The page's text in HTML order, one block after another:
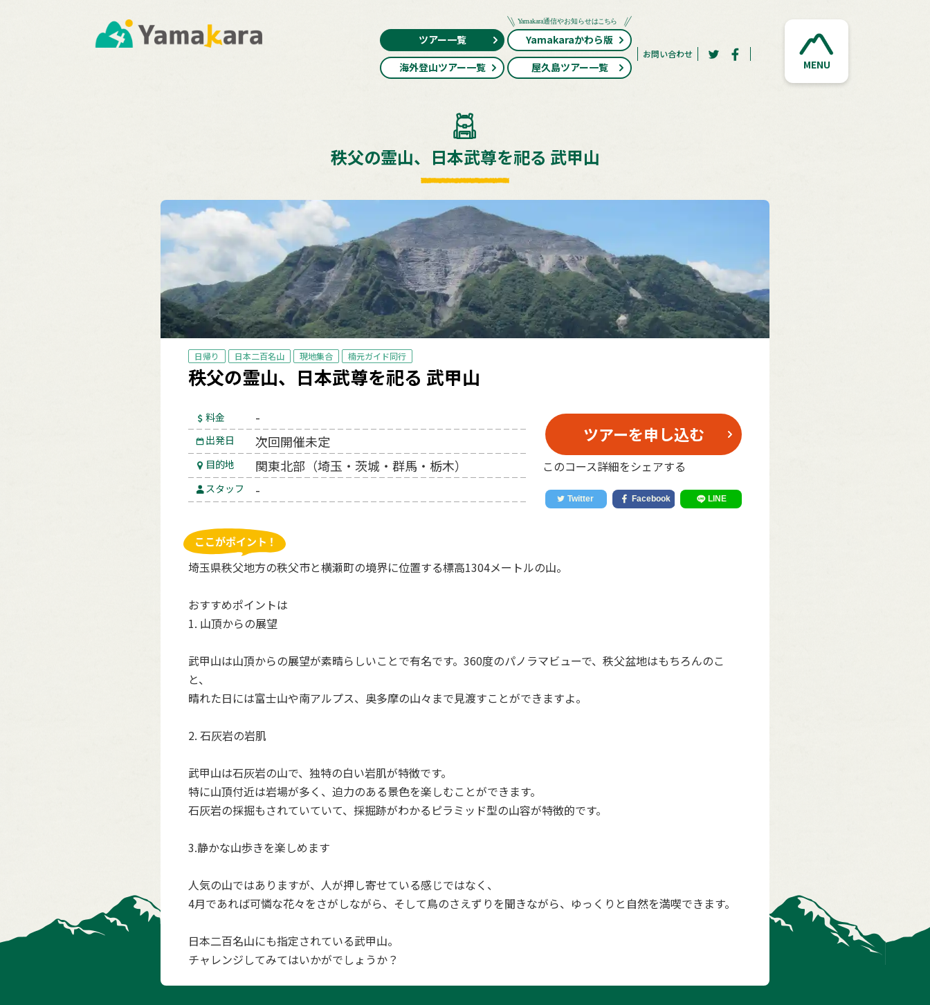
ツアー一覧
Yamakaraかわら版
海外登山ツアー一覧
屋久島ツアー一覧
お問い合わせ
MENU
秩父の霊山、日本武尊を祀る 武甲山
日帰り 日本二百名山 現地集合 楠元ガイド同行
秩父の霊山、日本武尊を祀る 武甲山
料金 -
出発日 次回開催未定
目的地 関東北部（埼玉・茨城・群馬・栃木）
スタッフ -
ツアーを申し込む
このコース詳細をシェアする
埼玉県秩父地方の秩父市と横瀬町の境界に位置する標高1304メートルの山。
おすすめポイントは
1. 山頂からの展望
武甲山は山頂からの展望が素晴らしいことで有名です。360度のパノラマビューで、秩父盆地はもちろんのこ
と、
晴れた日には富士山や南アルプス、奥多摩の山々まで見渡すことができますよ。
2. 石灰岩の岩肌
武甲山は石灰岩の山で、独特の白い岩肌が特徴です。
特に山頂付近は岩場が多く、迫力のある景色を楽しむことができます。
石灰岩の採掘もされていていて、採掘跡がわかるピラミッド型の山容が特徴的です。
3.静かな山歩きを楽しめます
人気の山ではありますが、人が押し寄せている感じではなく、
4月であれば可憐な花々をさがしながら、そして鳥のさえずりを聞きながら、ゆっくりと自然を満喫できます。
日本二百名山にも指定されている武甲山。
チャレンジしてみてはいかがでしょうか？